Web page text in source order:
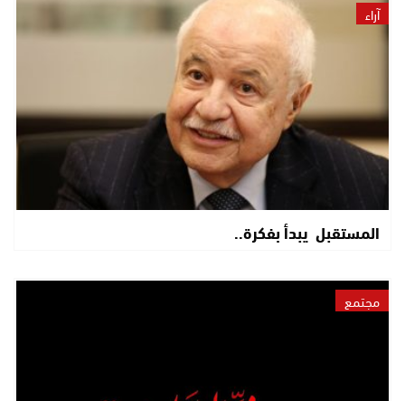
آراء
المستقبل يبدأ بفكرة..
مجتمع